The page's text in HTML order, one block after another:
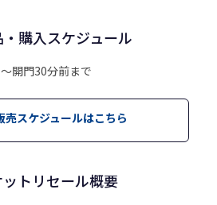
購入スケジュール
開門30分前まで
売スケジュールはこちら
トリセール概要